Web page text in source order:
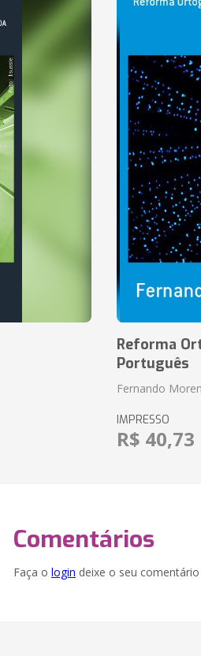
Reforma
Português
Fernando
IMPRESSO
R$ 40,73
Comentários
Faça o login deixe o seu